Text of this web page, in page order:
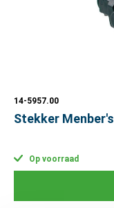
14-5957.00
Stekker
Op voorraad